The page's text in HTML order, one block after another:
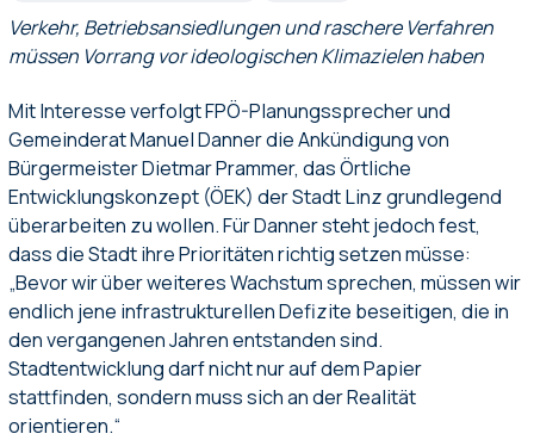
Verkehr, Betriebsansiedlungen und raschere Verfahren
müssen Vorrang vor ideologischen Klimazielen haben
Mit Interesse verfolgt FPÖ-Planungssprecher und
Gemeinderat Manuel Danner die Ankündigung von
Bürgermeister Dietmar Prammer, das Örtliche
Entwicklungskonzept (ÖEK) der Stadt Linz grundlegend
überarbeiten zu wollen. Für Danner steht jedoch fest,
dass die Stadt ihre Prioritäten richtig setzen müsse:
„Bevor wir über weiteres Wachstum sprechen, müssen wir
endlich jene infrastrukturellen Defizite beseitigen, die in
den vergangenen Jahren entstanden sind.
Stadtentwicklung darf nicht nur auf dem Papier
stattfinden, sondern muss sich an der Realität
orientieren.“